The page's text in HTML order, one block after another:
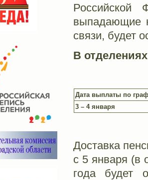
выпадающие
связи, будет
В
Дата выплаты по
3 – 4 января
Доставка
с 5 января (в
года будет